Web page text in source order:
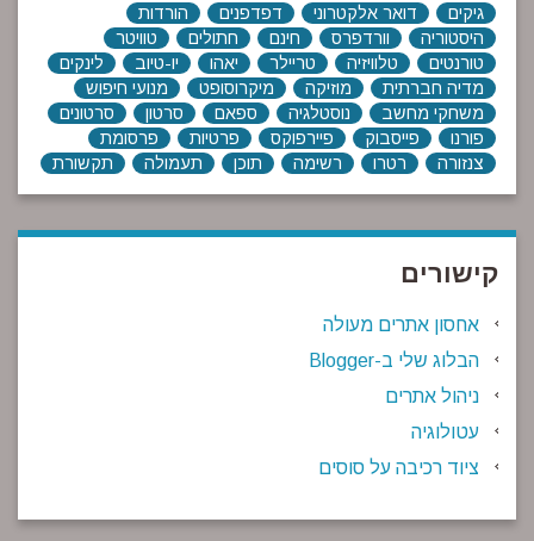
גיקים
דואר אלקטרוני דפדפנים
הורדות
היסטוריה
וורדפרס חינם חתולים
טוויטר
טורנטים
טלוויזיה טריילר יאהו יו-טיוב
לינקים
מדיה חברתית
מוזיקה מיקרוסופט
מנועי חיפוש
משחקי מחשב
נוסטלגיה ספאם סרטון
סרטונים
פורנו
פייסבוק פיירפוקס פרטיות
פרסומת
צנזורה
רטרו רשימה תוכן תעמולה תקשורת
קישורים
אחסון אתרים מעולה
הבלוג שלי ב-Blogger
ניהול אתרים
עטולוגיה
ציוד רכיבה על סוסים